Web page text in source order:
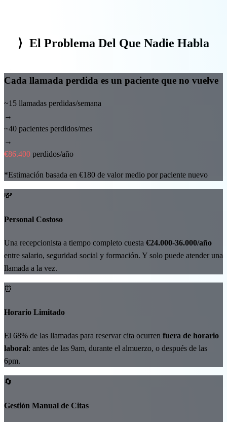
⟩ El Problema Del Que Nadie Habla
Cada llamada perdida es un paciente que no vuelve
~15 llamadas perdidas/semana
→
~40 pacientes perdidos/mes
→
€86.400 perdidos/año
*Estimación basada en €180 de valor medio por paciente nuevo
💸
Personal Costoso
Una recepcionista a tiempo completo cuesta €24.000-36.000/año
entre salario, seguridad social y formación. Y solo puede atender una
llamada a la vez.
⏰
Horario Limitado
El 68% de las llamadas para reservar cita ocurren fuera de horario
laboral: antes de las 9am, durante el almuerzo, o después de las
6pm.
🔄
Gestión Manual de Citas